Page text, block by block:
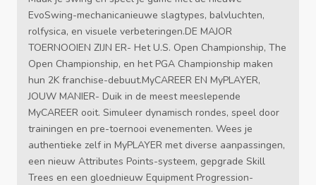
EvoSwing-mechanicanieuwe slagtypes, balvluchten,
rolfysica, en visuele verbeteringen.DE MAJOR
TOERNOOIEN ZIJN ER- Het U.S. Open Championship, The
Open Championship, en het PGA Championship maken
hun 2K franchise-debuut.MyCAREER EN MyPLAYER,
JOUW MANIER- Duik in de meest meeslepende
MyCAREER ooit. Simuleer dynamisch rondes, speel door
trainingen en pre-toernooi evenementen. Wees je
authentieke zelf in MyPLAYER met diverse aanpassingen,
een nieuw Attributes Points-systeem, gepgrade Skill
Trees en een gloednieuw Equipment Progression-